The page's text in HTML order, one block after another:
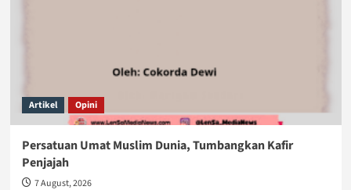
Artikel Opini
Persatuan Umat Muslim Dunia, Tumbangkan Kafir
Penjajah
7 August, 2026